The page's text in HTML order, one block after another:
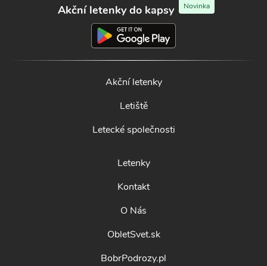
Akční letenky do kapsy Novinka
Akční letenky
Letiště
Letecké společnosti
Letenky
Kontakt
O Nás
ObletSvet.sk
BobrPodrozy.pl